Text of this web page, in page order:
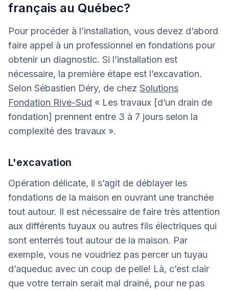
français au Québec?
Pour procéder à l’installation, vous devez d’abord
faire appel à un professionnel en fondations pour
obtenir un diagnostic. Si l’installation est
nécessaire, la première étape est l’excavation.
Selon Sébastien Déry, de chez Solutions
Fondation Rive-Sud « Les travaux [d’un drain de
fondation] prennent entre 3 à 7 jours selon la
complexité des travaux ».
L'excavation
Opération délicate, il s’agit de déblayer les
fondations de la maison en ouvrant une tranchée
tout autour. Il est nécessaire de faire très attention
aux différents tuyaux ou autres fils électriques qui
sont enterrés tout autour de la maison. Par
exemple, vous ne voudriez pas percer un tuyau
d’aqueduc avec un coup de pelle! Là, c’est clair
que votre terrain serait mal drainé, pour ne pas